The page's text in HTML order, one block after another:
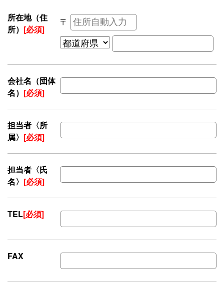
所在地（住
所） [必須]
〒
会社名（団体
名） [必須]
担当者〈所
属〉 [必須]
担当者〈氏
名〉 [必須]
TEL[必須]
FAX